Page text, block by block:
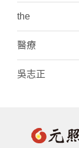
the
醫療
吳志正